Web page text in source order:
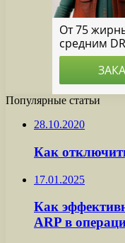
Популярные статьи
28.10.2020
Как
17.01.2025
Как
ARP в